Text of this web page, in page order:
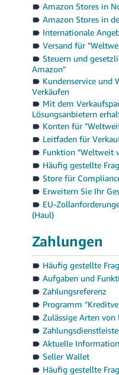
Amazon Stores in
Amazon Stores in
Internationale
Versand für
Steuern und
Amazon"
Kundenservice und
Verkäufen
Mit dem
Lösungsanbietern
Konten für
Leitfaden für
Funktion "Weltweit
Häufig gestellte
Store für
Erweitern Sie Ihr
EU-
(Haul)
Zahlungen
Häufig gestellte
Aufgaben und
Zahlungsreferenz
Programm
Zulässige Arten
Aktuelle
Seller Wallet
Häufig gestellte